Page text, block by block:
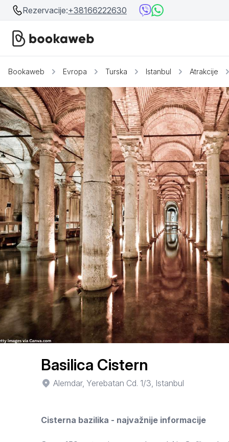
Rezervacije:+38166222630
Srbija
Bosna i Hercegovina
Crna Gora
Ostalo
Srbija
Beograd
Niš
Srebrno jezero
Prolom Banja
Užice
Smederevo
Čačak
Pančevo
Vranje
Paraćin
Kikinda
Ruma
Bookaweb Evropa Turska Istanbul Atrakcije
Basilica Cistern
Alemdar, Yerebatan Cd. 1/3, Istanbul
Cisterna bazilika - najvažnije informacije